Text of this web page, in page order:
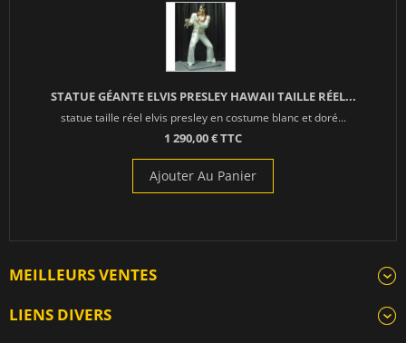
STATUE GÉANTE ELVIS PRESLEY HAWAII TAILLE RÉEL...
statue taille réel elvis presley en costume blanc et doré...
1 290,00 € TTC
Ajouter Au Panier
MEILLEURS VENTES
LIENS DIVERS